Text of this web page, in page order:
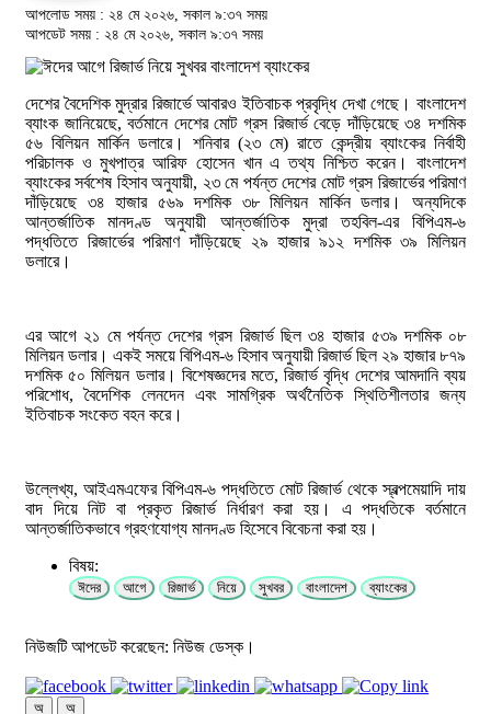
আপলোড সময় : ২৪ মে ২০২৬, সকাল ৯:৩৭ সময়
আপডেট সময় : ২৪ মে ২০২৬, সকাল ৯:৩৭ সময়
দেশের বৈদেশিক মুদ্রার রিজার্ভে আবারও ইতিবাচক প্রবৃদ্ধি দেখা গেছে। বাংলাদেশ
ব্যাংক জানিয়েছে, বর্তমানে দেশের মোট গ্রস রিজার্ভ বেড়ে দাঁড়িয়েছে ৩৪ দশমিক
৫৬ বিলিয়ন মার্কিন ডলারে। শনিবার (২৩ মে) রাতে কেন্দ্রীয় ব্যাংকের নির্বাহী
পরিচালক ও মুখপাত্র আরিফ হোসেন খান এ তথ্য নিশ্চিত করেন। বাংলাদেশ
ব্যাংকের সর্বশেষ হিসাব অনুযায়ী, ২৩ মে পর্যন্ত দেশের মোট গ্রস রিজার্ভের পরিমাণ
দাঁড়িয়েছে ৩৪ হাজার ৫৬৯ দশমিক ৩৮ মিলিয়ন মার্কিন ডলার। অন্যদিকে
আন্তর্জাতিক মানদণ্ড অনুযায়ী আন্তর্জাতিক মুদ্রা তহবিল-এর বিপিএম-৬
পদ্ধতিতে রিজার্ভের পরিমাণ দাঁড়িয়েছে ২৯ হাজার ৯১২ দশমিক ৩৯ মিলিয়ন
ডলারে।
এর আগে ২১ মে পর্যন্ত দেশের গ্রস রিজার্ভ ছিল ৩৪ হাজার ৫৩৯ দশমিক ০৮
মিলিয়ন ডলার। একই সময়ে বিপিএম-৬ হিসাব অনুযায়ী রিজার্ভ ছিল ২৯ হাজার ৮৭৯
দশমিক ৫০ মিলিয়ন ডলার। বিশেষজ্ঞদের মতে, রিজার্ভ বৃদ্ধি দেশের আমদানি ব্যয়
পরিশোধ, বৈদেশিক লেনদেন এবং সামগ্রিক অর্থনৈতিক স্থিতিশীলতার জন্য
ইতিবাচক সংকেত বহন করে।
উল্লেখ্য, আইএমএফের বিপিএম-৬ পদ্ধতিতে মোট রিজার্ভ থেকে স্বল্পমেয়াদি দায়
বাদ দিয়ে নিট বা প্রকৃত রিজার্ভ নির্ধারণ করা হয়। এ পদ্ধতিকে বর্তমানে
আন্তর্জাতিকভাবে গ্রহণযোগ্য মানদণ্ড হিসেবে বিবেচনা করা হয়।
বিষয়:
ঈদের আগে রিজার্ভ নিয়ে সুখবর বাংলাদেশ ব্যাংকের
নিউজটি আপডেট করেছেন: নিউজ ডেস্ক।
অ অ